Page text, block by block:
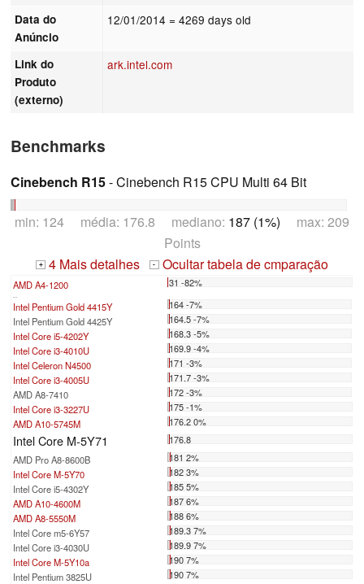
Data do
Anúncio
12/01/2014 = 4269 days old
Link do
Produto
(externo)
ark.intel.com
Benchmarks
Cinebench R15- Cinebench R15 CPU Multi 64 Bit
min: 124 média: 176.8 mediano: 187 (1%) max: 209
Points
+ 4 Mais detalhes - Ocultar tabela de cmparação
AMD A4-1200 31 -82%
Intel Pentium Gold 4415Y
164 -7%
Intel Pentium Gold 4425Y
164.5 -7%
Intel Core i5-4202Y
168.3 -5%
Intel Core i3-4010U
169.9 -4%
Intel Celeron N4500
171 -3%
Intel Core i3-4005U
171.7 -3%
AMD A8-7410
172 -3%
Intel Core i3-3227U
175 -1%
AMD A10-5745M
176.2 0%
Intel Core M-5Y71
176.8
AMD Pro A8-8600B
181 2%
Intel Core M-5Y70
182 3%
Intel Core i5-4302Y
185 5%
AMD A10-4600M
187 6%
AMD A8-5550M
188 6%
Intel Core m5-6Y57
189.3 7%
Intel Core i3-4030U
189.9 7%
Intel Core M-5Y10a
190 7%
Intel Pentium 3825U
190 7%